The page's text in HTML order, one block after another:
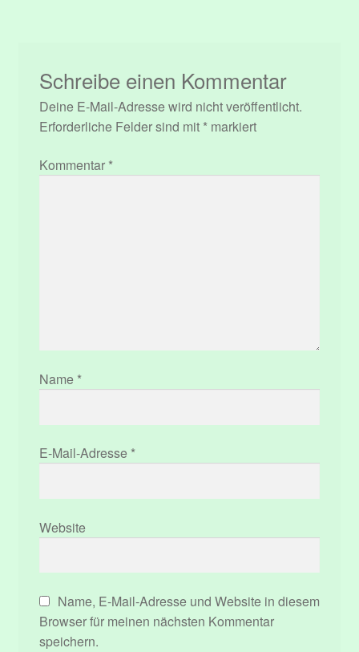
Schreibe einen Kommentar
Deine E-Mail-Adresse wird nicht veröffentlicht.
Erforderliche Felder sind mit *markiert
Kommentar *
Name *
E-Mail-Adresse *
Website
Name, E-Mail-Adresse und Website in diesem
Browser für meinen nächsten Kommentar
speichern.